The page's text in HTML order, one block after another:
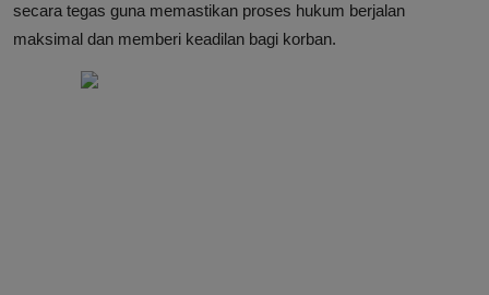
secara tegas guna memastikan proses hukum berjalan
maksimal dan memberi keadilan bagi korban.